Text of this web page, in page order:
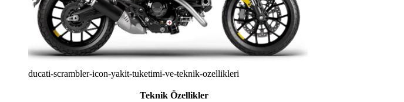
ducati-scrambler-icon-yakit-tuketimi-ve-teknik-ozellikleri
Teknik Özellikler